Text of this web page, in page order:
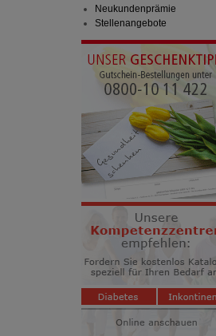
Neukundenprämie
Stellenangebote